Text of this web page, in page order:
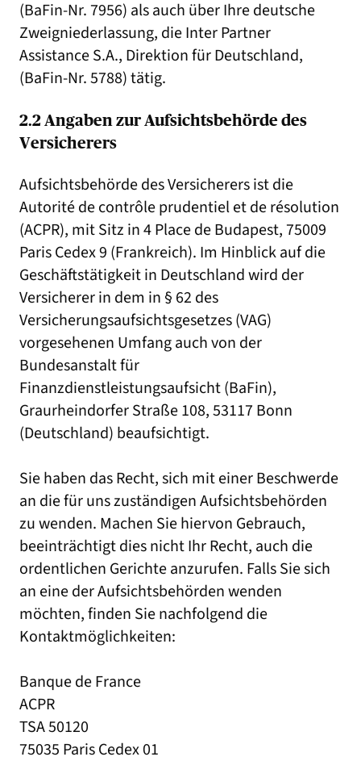
(BaFin-Nr. 7956) als auch über Ihre deutsche
Zweigniederlassung, die Inter Partner
Assistance S.A., Direktion für Deutschland,
(BaFin-Nr. 5788) tätig.
2.2 Angaben zur Aufsichtsbehörde des
Versicherers
Aufsichtsbehörde des Versicherers ist die
Autorité de contrôle prudentiel et de résolution
(ACPR), mit Sitz in 4 Place de Budapest, 75009
Paris Cedex 9 (Frankreich). Im Hinblick auf die
Geschäftstätigkeit in Deutschland wird der
Versicherer in dem in § 62 des
Versicherungsaufsichtsgesetzes (VAG)
vorgesehenen Umfang auch von der
Bundesanstalt für
Finanzdienstleistungsaufsicht (BaFin),
Graurheindorfer Straße 108, 53117 Bonn
(Deutschland) beaufsichtigt.
Sie haben das Recht, sich mit einer Beschwerde
an die für uns zuständigen Aufsichtsbehörden
zu wenden. Machen Sie hiervon Gebrauch,
beeinträchtigt dies nicht Ihr Recht, auch die
ordentlichen Gerichte anzurufen. Falls Sie sich
an eine der Aufsichtsbehörden wenden
möchten, finden Sie nachfolgend die
Kontaktmöglichkeiten:
Banque de France
ACPR
TSA 50120
75035 Paris Cedex 01